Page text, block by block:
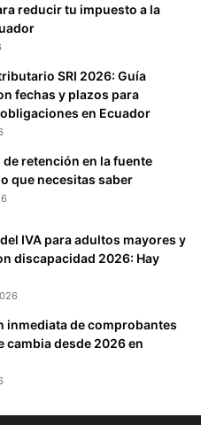
reducir tu impuesto a la
SRI 2026: Guía
fechas y plazos para
en Ecuador
de retención en la fuente
que necesitas saber
IVA para adultos mayores y
discapacidad 2026: Hay
inmediata de comprobantes
cambia desde 2026 en